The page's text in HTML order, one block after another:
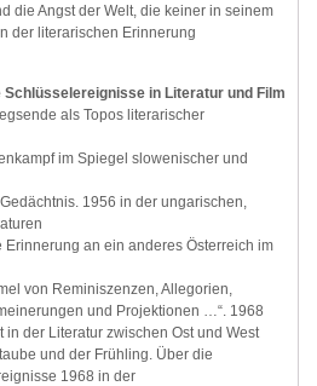
die Angst der Welt, die keiner in seinem
der literarischen Erinnerung
in Literatur und Film
als Topos literarischer
im Spiegel slowenischer und
1956 in der ungarischen,
an ein anderes Österreich im
von Reminiszenzen, Allegorien,
und Projektionen …“. 1968
der Literatur zwischen Ost und West
und der Frühling. Über die
1968 in der